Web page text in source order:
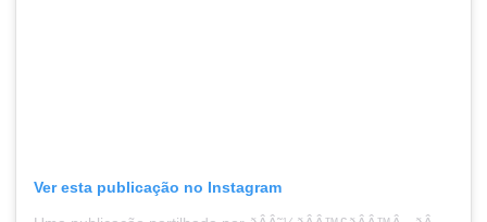
Ver esta publicação no Instagram